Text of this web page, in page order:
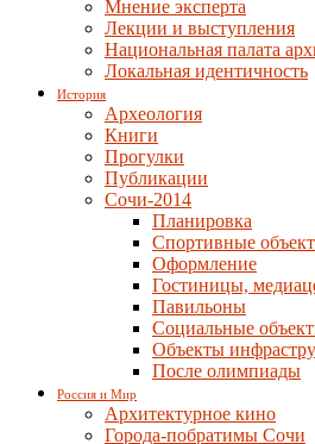
Мнение эксперта
Лекции и выступления
Национальная палата
Локальная идентичность
История
Археология
Книги
Прогулки
Публикации
Сочи-2014
Планировка
Спортивные
Оформление
Гостиницы,
Павильоны
Социальные
Объекты
После олимпиады
Россия и Мир
Архитектурное кино
Города-побратимы Сочи